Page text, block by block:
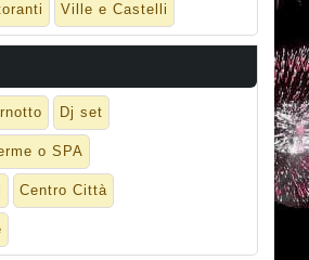
Ville e Castelli
Dj set
o SPA
Centro Città